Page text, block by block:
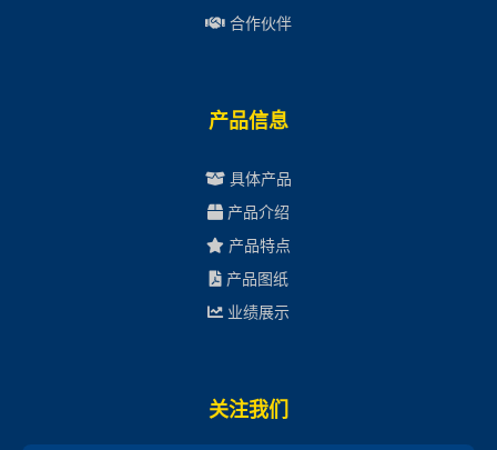
合作伙伴
产品信息
具体产品
产品介绍
产品特点
产品图纸
业绩展示
关注我们